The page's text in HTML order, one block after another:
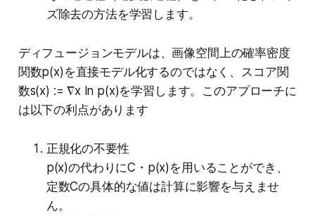
ズ除去の方法を学習します。
ディフュージョンモデルは、画像空間上の確率密度
関数p(x)を直接モデル化するのではなく、スコア関
数s(x) := ∇x ln p(x)を学習します。このアプローチに
は以下の利点があります
正規化の不要性
p(x)の代わりにC・p(x)を用いることができ、
定数Cの具体的な値は計算に影響を与えませ
ん。